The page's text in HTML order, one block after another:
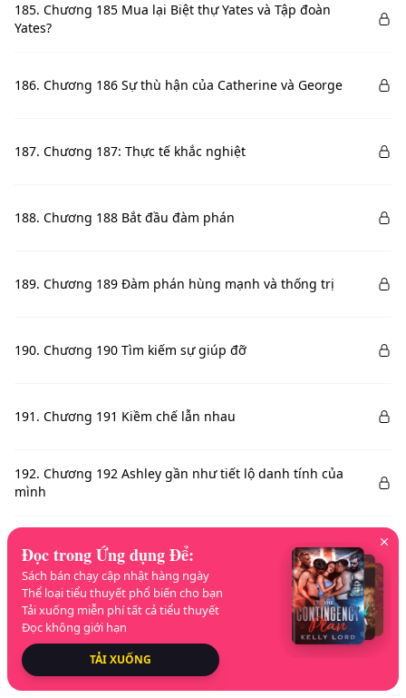
185. Chương 185 Mua lại Biệt thự Yates và Tập đoàn
Yates?
186. Chương 186 Sự thù hận của Catherine và George
187. Chương 187: Thực tế khắc nghiệt
188. Chương 188 Bắt đầu đàm phán
189. Chương 189 Đàm phán hùng mạnh và thống trị
190. Chương 190 Tìm kiếm sự giúp đỡ
191. Chương 191 Kiềm chế lẫn nhau
192. Chương 192 Ashley gần như tiết lộ danh tính của
mình
193. Chương 193 Sự hỗ trợ đằng sau
194. Chương 194 Gặp Người Nhầm
195. Chương 195 Chuẩn bị giao hàng
Đọc trong Ứng dụng Để:
Sách bán chạy cập nhật hàng ngày
Thể loại tiểu thuyết phổ biến cho bạn
Tải xuống miễn phí tất cả tiểu thuyết
Đọc không giới hạn
TẢI XUỐNG